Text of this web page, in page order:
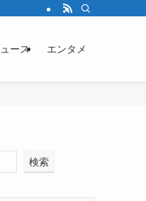
ース エンタメ
検索